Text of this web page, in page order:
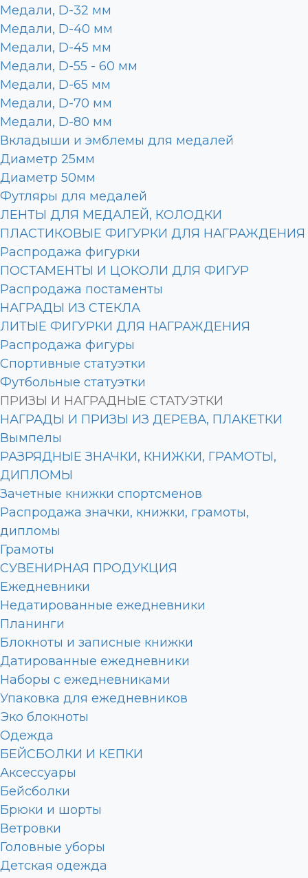
Медали, D-32 мм
Медали, D-40 мм
Медали, D-45 мм
Медали, D-55 - 60 мм
Медали, D-65 мм
Медали, D-70 мм
Медали, D-80 мм
Вкладыши и эмблемы для медалей
Диаметр 25мм
Диаметр 50мм
Футляры для медалей
ЛЕНТЫ ДЛЯ МЕДАЛЕЙ, КОЛОДКИ
ПЛАСТИКОВЫЕ ФИГУРКИ ДЛЯ НАГРАЖДЕНИЯ
Распродажа фигурки
ПОСТАМЕНТЫ И ЦОКОЛИ ДЛЯ ФИГУР
Распродажа постаменты
НАГРАДЫ ИЗ СТЕКЛА
ЛИТЫЕ ФИГУРКИ ДЛЯ НАГРАЖДЕНИЯ
Распродажа фигуры
Спортивные статуэтки
Футбольные статуэтки
ПРИЗЫ И НАГРАДНЫЕ СТАТУЭТКИ
НАГРАДЫ И ПРИЗЫ ИЗ ДЕРЕВА, ПЛАКЕТКИ
Вымпелы
РАЗРЯДНЫЕ ЗНАЧКИ, КНИЖКИ, ГРАМОТЫ,
ДИПЛОМЫ
Зачетные книжки спортсменов
Распродажа значки, книжки, грамоты,
дипломы
Грамоты
СУВЕНИРНАЯ ПРОДУКЦИЯ
Ежедневники
Недатированные ежедневники
Планинги
Блокноты и записные книжки
Датированные ежедневники
Наборы с ежедневниками
Упаковка для ежедневников
Эко блокноты
Одежда
БЕЙСБОЛКИ И КЕПКИ
Аксессуары
Бейсболки
Брюки и шорты
Ветровки
Головные уборы
Детская одежда